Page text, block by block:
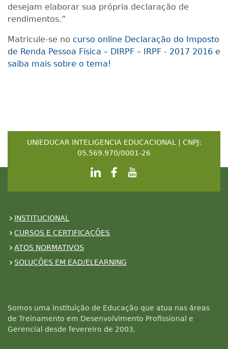
desejam elaborar sua própria declaração de
rendimentos.”
Matricule-se no curso online Declaração do Imposto
de Renda Pessoa Física – DIRPF – IRPF - 2017 2016 e
saiba mais sobre o tema!
UNIEDUCAR INTELIGENCIA EDUCACIONAL | CNPJ:
05.569.970/0001-26
INSTITUCIONAL
CURSOS E CERTIFICAÇÕES
ATOS NORMATIVOS
SOLUÇÕES EM EAD/ELEARNING
Somos uma instituição de Educação que atua nas áreas
de Treinamento em Desenvolvimento Profissional e
Gerencial desde fevereiro de 2003.